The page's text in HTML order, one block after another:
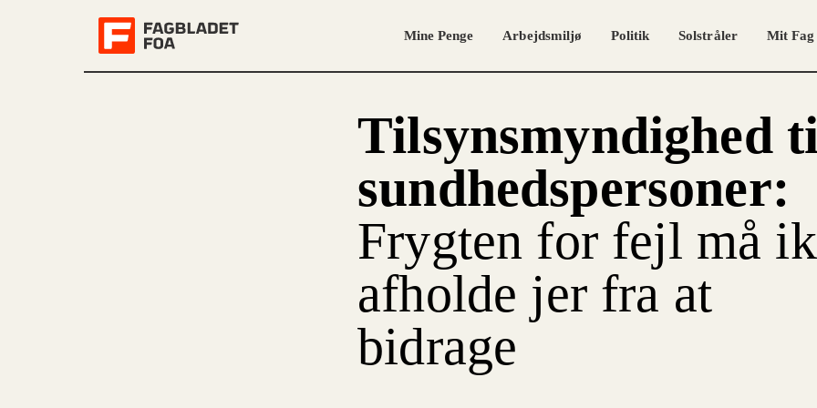
Mine Penge Arbejdsmiljø Politik Solstråler Mit Fag
Tilsynsmyndighed
sundhedspersoner:
Frygten for fejl må
afholde jer fra at
bidrage